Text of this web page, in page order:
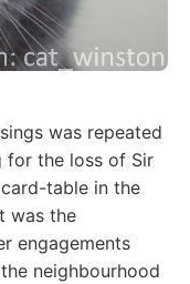
was repeated
for the loss of Sir
table in the
was the
engagements
neighbourhood